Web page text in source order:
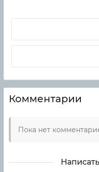
Комментарии
Пока нет